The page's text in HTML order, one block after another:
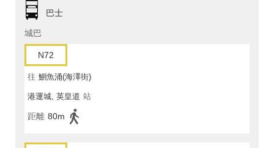
巴士
城巴
N72
往 鰂魚涌(海澤街)
港運城, 英皇道 站
距離 80m